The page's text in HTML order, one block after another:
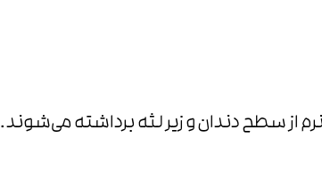
از سطح دندان و زیر لثه برداشته می‌شوند.